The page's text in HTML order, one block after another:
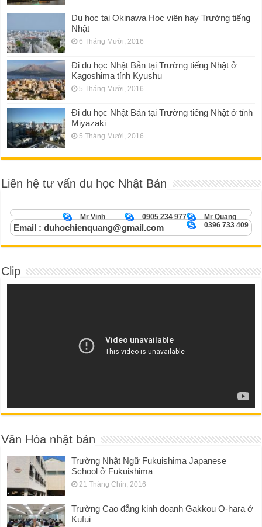
Du học tại Okinawa Học viện hay Trường tiếng
Nhật
6 Tháng Mười, 2016
Đi du học Nhật Bản tại Trường tiếng Nhật ở
Kagoshima tỉnh Kyushu
5 Tháng Mười, 2016
Đi du học Nhật Bản tại Trường tiếng Nhật ở tỉnh
Miyazaki
5 Tháng Mười, 2016
Liên hệ tư vấn du học Nhật Bản
Mr Quang
0905 234 977
Mr Vinh
0396 733 409
Email : duhochienquang@gmail.com
Clip
Văn Hóa nhật bản
Trường Nhật Ngữ Fukuishima Japanese
School ở Fukuishima
21 Tháng Chín, 2016
Trường Cao đẳng kinh doanh Gakkou O-hara ở
Kufui